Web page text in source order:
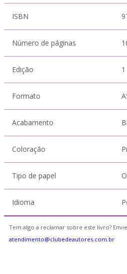
ISBN
Número de páginas
Edição
Formato
Acabamento
Coloração
Tipo de papel
Idioma
Tem algo a reclamar sobre este livro?
atendimento@clubedeautores.com.br